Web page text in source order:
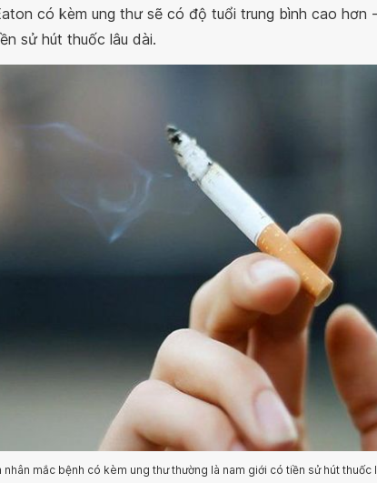
có kèm ung thư sẽ có độ tuổi trung bình cao hơn
sử hút thuốc lâu dài.
nhân mắc bệnh có kèm ung thư thường là nam giới có tiền sử hút thuốc